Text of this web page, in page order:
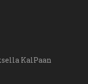
KalPaan